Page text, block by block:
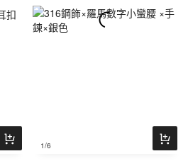
1/6